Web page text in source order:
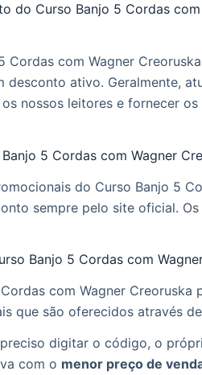
do Curso Banjo 5 Cordas com
com Wagner
ativo. Geralmente,
nossos leitores e fornecer os
5 Cordas com Wagner
do Curso Banjo 5
sempre pelo site oficial.
Banjo 5 Cordas com
com Wagner Creoruska
que são oferecidos através
digitar o código, o
com o menor preço de